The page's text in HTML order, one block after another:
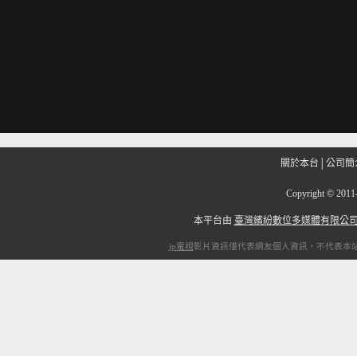
關於本台 公司簡
Copyright ©
本平台由 臺灣繽紛數位多媒體有限公
ip電視影片資訊僅代表網友個人資訊，不代表本